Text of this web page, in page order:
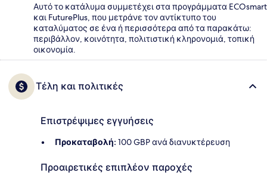
Αυτό το κατάλυμα συμμετέχει στα προγράμματα ECOsmart
και FuturePlus, που μετράνε τον αντίκτυπο του
καταλύματος σε ένα ή περισσότερα από τα παρακάτω:
περιβάλλον, κοινότητα, πολιτιστική κληρονομιά, τοπική
οικονομία.
Τέλη και πολιτικές
Επιστρέψιμες εγγυήσεις
Προκαταβολή: 100 GBP ανά διανυκτέρευση
Προαιρετικές επιπλέον παροχές